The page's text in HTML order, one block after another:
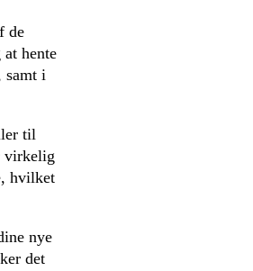
de
hente
samt i
til
virkelig
hvilket
nye
det